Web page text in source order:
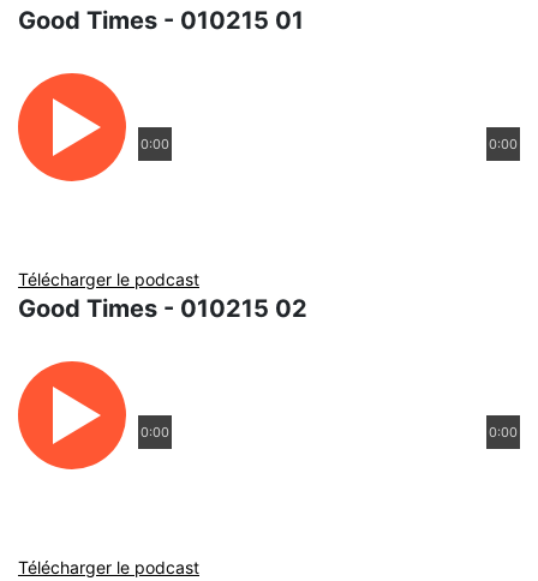
Good Times - 010215 01
0:00 0:00
Télécharger le podcast
Good Times - 010215 02
0:00 0:00
Télécharger le podcast